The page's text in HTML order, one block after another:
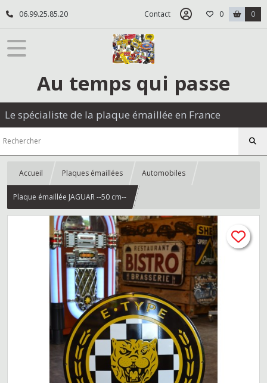
06.99.25.85.20 Contact 0 0
Au temps qui passe
Le spécialiste de la plaque émaillée en France
Accueil Plaques émaillées Automobiles
Plaque émaillée JAGUAR --50 cm--